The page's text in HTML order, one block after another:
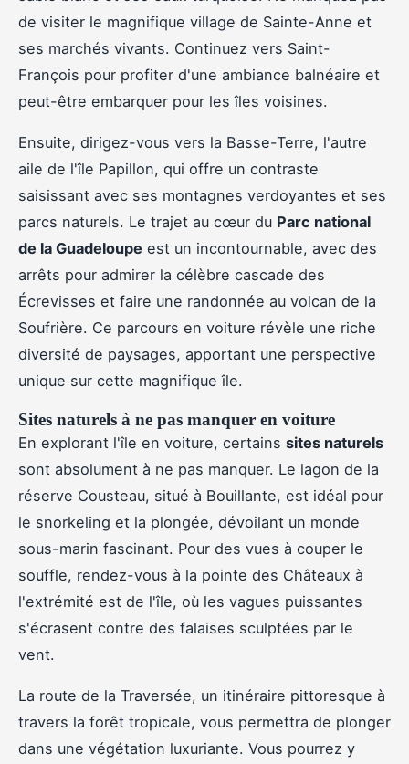
de visiter le magnifique village de Sainte-Anne et
ses marchés vivants. Continuez vers Saint-
François pour profiter d'une ambiance balnéaire et
peut-être embarquer pour les îles voisines.
Ensuite, dirigez-vous vers la Basse-Terre, l'autre
aile de l'île Papillon, qui offre un contraste
saisissant avec ses montagnes verdoyantes et ses
parcs naturels. Le trajet au cœur du Parc national
de la Guadeloupe est un incontournable, avec des
arrêts pour admirer la célèbre cascade des
Écrevisses et faire une randonnée au volcan de la
Soufrière. Ce parcours en voiture révèle une riche
diversité de paysages, apportant une perspective
unique sur cette magnifique île.
Sites naturels à ne pas manquer en voiture
En explorant l'île en voiture, certains sites naturels
sont absolument à ne pas manquer. Le lagon de la
réserve Cousteau, situé à Bouillante, est idéal pour
le snorkeling et la plongée, dévoilant un monde
sous-marin fascinant. Pour des vues à couper le
souffle, rendez-vous à la pointe des Châteaux à
l'extrémité est de l'île, où les vagues puissantes
s'écrasent contre des falaises sculptées par le
vent.
La route de la Traversée, un itinéraire pittoresque à
travers la forêt tropicale, vous permettra de plonger
dans une végétation luxuriante. Vous pourrez y